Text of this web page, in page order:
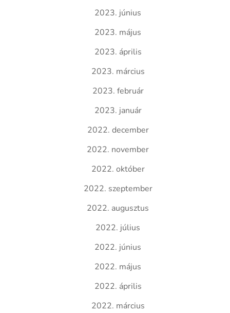
2023. június
2023. május
2023. április
2023. március
2023. február
2023. január
2022. december
2022. november
2022. október
2022. szeptember
2022. augusztus
2022. július
2022. június
2022. május
2022. április
2022. március